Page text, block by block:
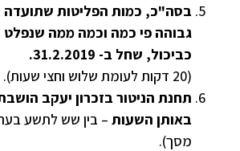
בסה"כ, כמות הפליטות
גבוהה פי כמה וכמה ממה שנפלט
כביכול, שחל ב- 31.2.2019.
(20 דקות לעומת שלוש וחצי שעות).
תחנת הניטור בזכרון יעקב
באותן השעות – בין שש לתשע
מסך).